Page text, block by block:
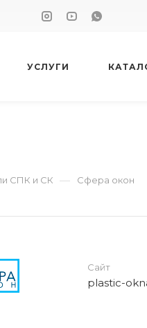
УСЛУГИ
СПК и СК — Сфера окон
Сайт
plastic-